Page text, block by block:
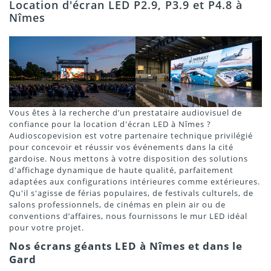
Location d'écran LED P2.9, P3.9 et P4.8 à
Nîmes
Vous êtes à la recherche d’un prestataire audiovisuel de
confiance pour la location d'écran LED à Nîmes ?
Audioscopevision est votre partenaire technique privilégié
pour concevoir et réussir vos événements dans la cité
gardoise. Nous mettons à votre disposition des solutions
d'affichage dynamique de haute qualité, parfaitement
adaptées aux configurations intérieures comme extérieures.
Qu'il s'agisse de férias populaires, de festivals culturels, de
salons professionnels, de cinémas en plein air ou de
conventions d’affaires, nous fournissons le mur LED idéal
pour votre projet.
Nos écrans géants LED à Nîmes et dans le
Gard